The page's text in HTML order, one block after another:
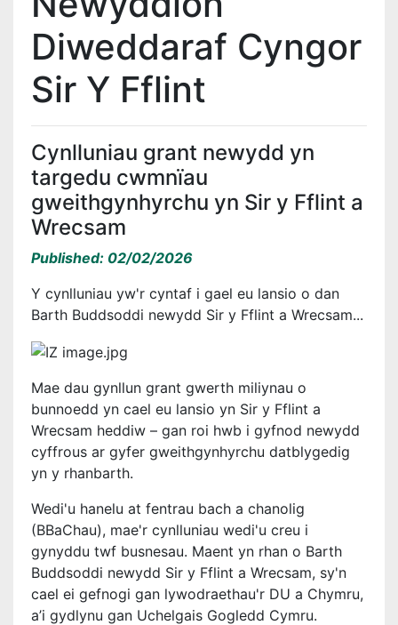
Diweddaraf Cyngor
Sir Y Fflint
Cynlluniau grant newydd yn
targedu cwmnïau
gweithgynhyrchu yn Sir y Fflint a
Wrecsam
Published: 02/02/2026
Y cynlluniau yw'r cyntaf i gael eu lansio o dan
Barth Buddsoddi newydd Sir y Fflint a Wrecsam...
Mae dau gynllun grant gwerth miliynau o
bunnoedd yn cael eu lansio yn Sir y Fflint a
Wrecsam heddiw – gan roi hwb i gyfnod newydd
cyffrous ar gyfer gweithgynhyrchu datblygedig
yn y rhanbarth.
Wedi'u hanelu at fentrau bach a chanolig
(BBaChau), mae'r cynlluniau wedi'u creu i
gynyddu twf busnesau. Maent yn rhan o Barth
Buddsoddi newydd Sir y Fflint a Wrecsam, sy'n
cael ei gefnogi gan lywodraethau'r DU a Chymru,
a’i gydlynu gan Uchelgais Gogledd Cymru.